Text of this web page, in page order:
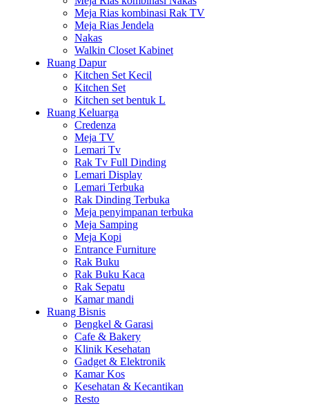
Meja Rias kombinasi Rak TV
Meja Rias Jendela
Nakas
Walkin Closet Kabinet
Ruang Dapur
Kitchen Set Kecil
Kitchen Set
Kitchen set bentuk L
Ruang Keluarga
Credenza
Meja TV
Lemari Tv
Rak Tv Full Dinding
Lemari Display
Lemari Terbuka
Rak Dinding Terbuka
Meja penyimpanan terbuka
Meja Samping
Meja Kopi
Entrance Furniture
Rak Buku
Rak Buku Kaca
Rak Sepatu
Kamar mandi
Ruang Bisnis
Bengkel & Garasi
Cafe & Bakery
Klinik Kesehatan
Gadget & Elektronik
Kamar Kos
Kesehatan & Kecantikan
Resto